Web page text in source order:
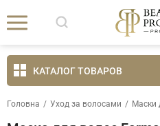
КАТАЛОГ ТОВАРОВ
Головна / Уход за волосами / Маски